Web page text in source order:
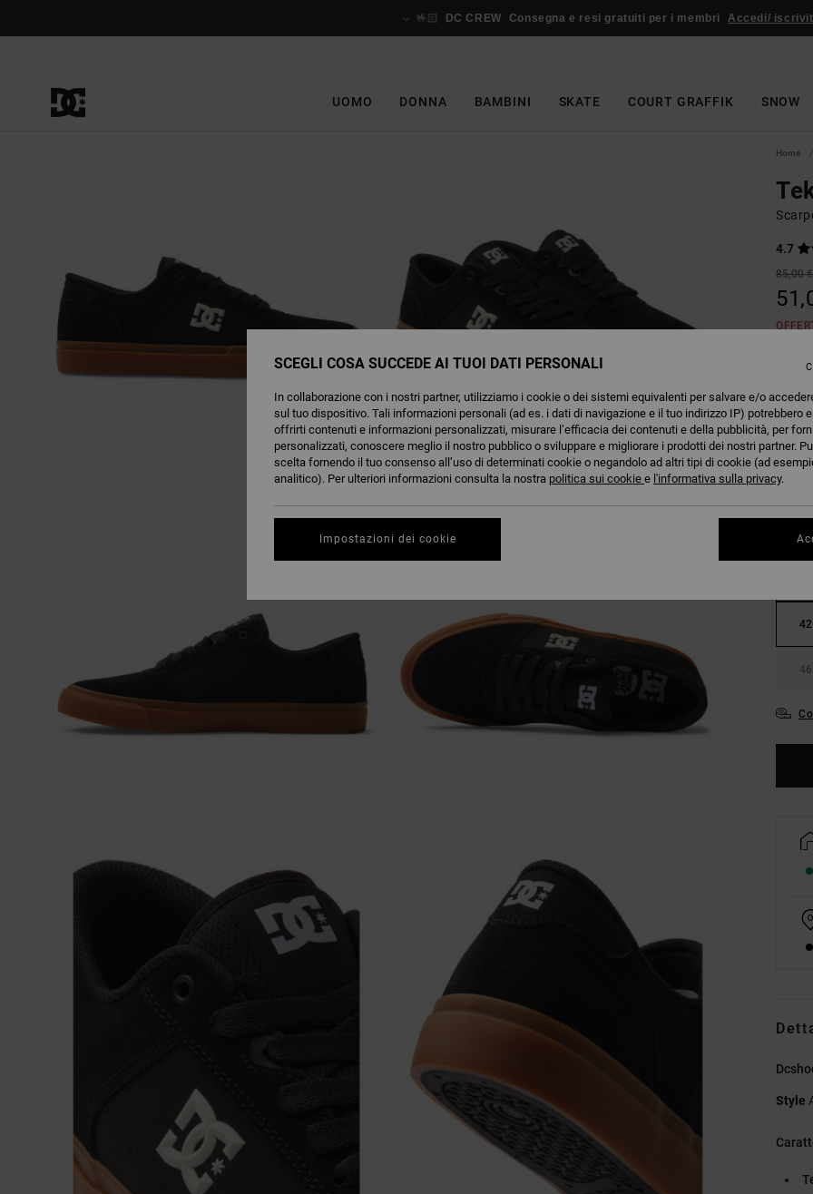
🤟🏻 DC CREW Consegna e resi gratuiti per i membri Accedi/
UOMO DONNA BAMBINI SKATE COURT GRAFFIK SNOW
Home
4.7
85,00 €
42
46
Style
SCEGLI COSA SUCCEDE AI TUOI DATI PERSONALI
In collaborazione con i nostri partner, utilizziamo i cookie o dei sistemi equivalenti per salvare e/o
sul tuo dispositivo. Tali informazioni personali (ad es. i dati di navigazione e il tuo indirizzo IP) potrebbero
offrirti contenuti e informazioni personalizzati, misurare l’efficacia dei contenuti e della pubblicità, per
personalizzati, conoscere meglio il nostro pubblico o sviluppare e migliorare i prodotti dei nostri partner.
scelta fornendo il tuo consenso all’uso di determinati cookie o negandolo ad altri tipi di cookie (ad
analitico). Per ulteriori informazioni consulta la nostra politica sui cookie e l'informativa sulla privacy.
Impostazioni dei cookie